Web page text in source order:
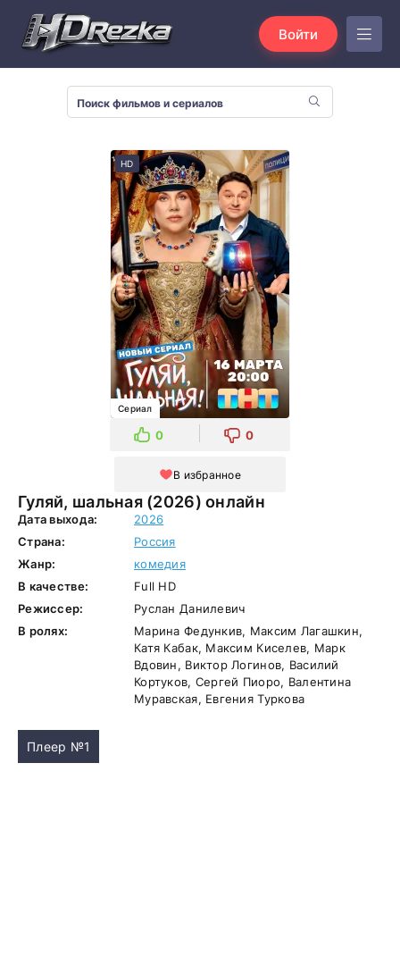
Войти
Гуляй, шальная (2026) онлайн
HD
Сериал
0 0
В избранное
Дата выхода:
2026
Страна:
Россия
Жанр:
комедия
В качестве:
Full HD
Режиссер:
Руслан Данилевич
В ролях:
Марина Федункив, Максим Лагашкин,
Катя Кабак, Максим Киселев, Марк
Вдовин, Виктор Логинов, Василий
Кортуков, Сергей Пиоро, Валентина
Муравская, Евгения Туркова
Плеер №1